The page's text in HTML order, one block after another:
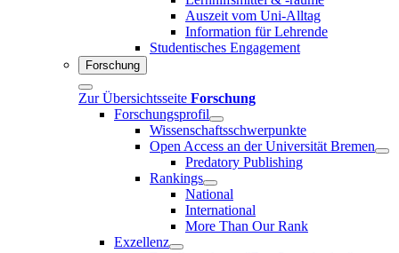
Auszeit vom Uni-Alltag
Information für Lehrende
Studentisches Engagement
Forschung
Zur Übersichtsseite Forschung
Forschungsprofil
Wissenschaftsschwerpunkte
Open Access an der Universität Bremen
Predatory Publishing
Rankings
National
International
More Than Our Rank
Exzellenz